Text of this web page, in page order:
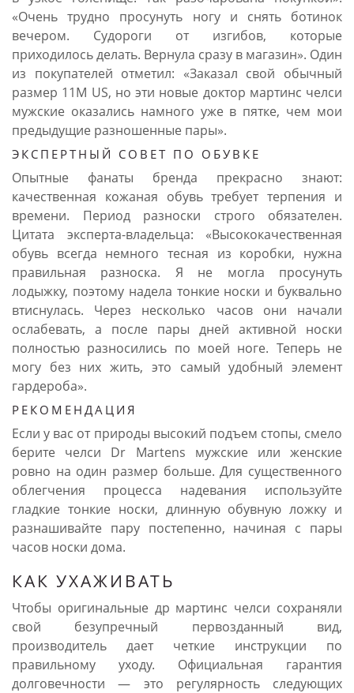
«Очень трудно просунуть ногу и снять ботинок
вечером. Судороги от изгибов, которые
приходилось делать. Вернула сразу в магазин». Один
из покупателей отметил: «Заказал свой обычный
размер 11M US, но эти новые доктор мартинс челси
мужские оказались намного уже в пятке, чем мои
предыдущие разношенные пары».
ЭКСПЕРТНЫЙ СОВЕТ ПО ОБУВКЕ
Опытные фанаты бренда прекрасно знают:
качественная кожаная обувь требует терпения и
времени. Период разноски строго обязателен.
Цитата эксперта-владельца: «Высококачественная
обувь всегда немного тесная из коробки, нужна
правильная разноска. Я не могла просунуть
лодыжку, поэтому надела тонкие носки и буквально
втиснулась. Через несколько часов они начали
ослабевать, а после пары дней активной носки
полностью разносились по моей ноге. Теперь не
могу без них жить, это самый удобный элемент
гардероба».
РЕКОМЕНДАЦИЯ
Если у вас от природы высокий подъем стопы, смело
берите челси Dr Martens мужские или женские
ровно на один размер больше. Для существенного
облегчения процесса надевания используйте
гладкие тонкие носки, длинную обувную ложку и
разнашивайте пару постепенно, начиная с пары
часов носки дома.
КАК УХАЖИВАТЬ
Чтобы оригинальные др мартинс челси сохраняли
свой безупречный первозданный вид,
производитель дает четкие инструкции по
правильному уходу. Официальная гарантия
долговечности — это регулярность следующих